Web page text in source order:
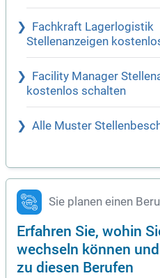
Fachkraft Lagerlogistik
Stellenanzeigen
Facility Manager
kostenlos schalten
Alle Muster
Sie planen einen
Erfahren Sie, wohin
wechseln können
zu diesen Berufen